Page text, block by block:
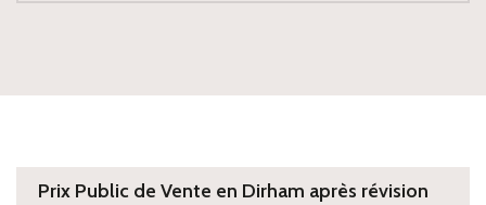
Prix Public de Vente en Dirham après révision